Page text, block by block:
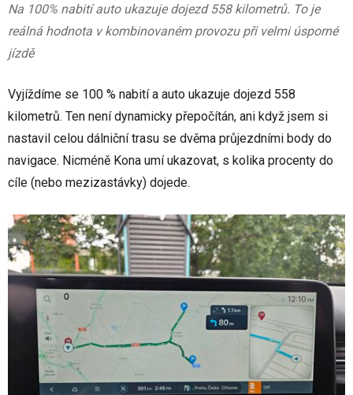
Na 100% nabití auto ukazuje dojezd 558 kilometrů. To je
reálná hodnota v kombinovaném provozu při velmi úsporné
jízdě
Vyjíždíme se 100 % nabití a auto ukazuje dojezd 558
kilometrů. Ten není dynamicky přepočítán, ani když jsem si
nastavil celou dálniční trasu se dvěma průjezdními body do
navigace. Nicméně Kona umí ukazovat, s kolika procenty do
cíle (nebo mezizastávky) dojede.